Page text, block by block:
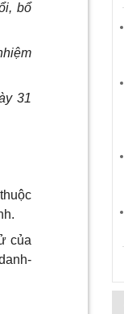
bổ
31
của